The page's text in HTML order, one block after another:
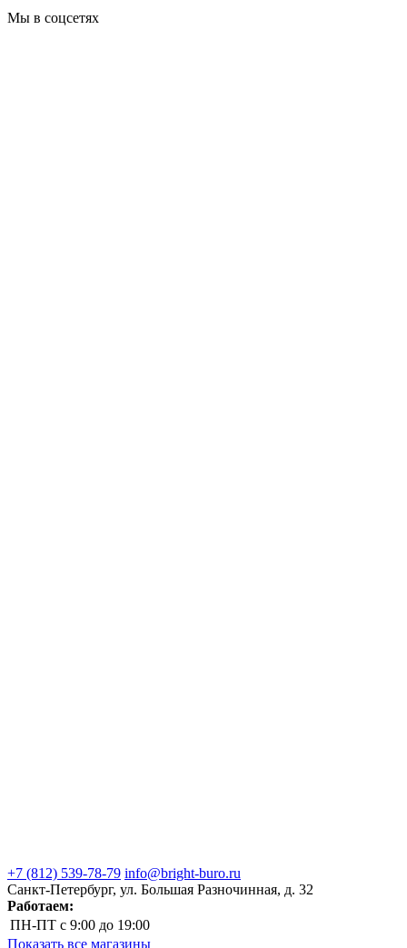
Мы в соцсетях
+7 (812) 539-78-79 info@bright-buro.ru
Санкт-Петербург, ул. Большая Разночинная, д. 32
Работаем:
ПН-ПТ с 9:00 до 19:00
Показать все магазины